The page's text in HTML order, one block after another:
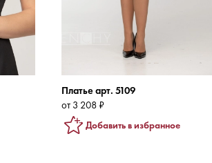
Платье арт. 5109
от 3 208 ₽
Добавить в избранное